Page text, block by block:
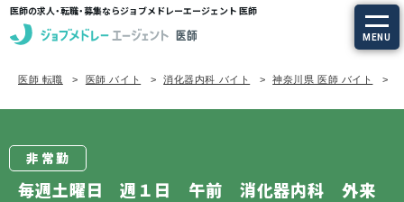
医師の求人・転職・募集ならジョブメドレーエージェント 医師
MENU
求人を探す
定期非常勤の求人
医師 転職 医師 バイト 消化器内科 バイト 神奈川県 医師 バイト
非常勤
毎週土曜日 週１日 午前 消化器内科 外来